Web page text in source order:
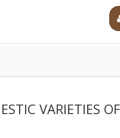
VARIETIES